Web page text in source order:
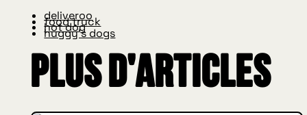
deliveroo
food truck
hot dog
huggy's dogs
Plus d'articles